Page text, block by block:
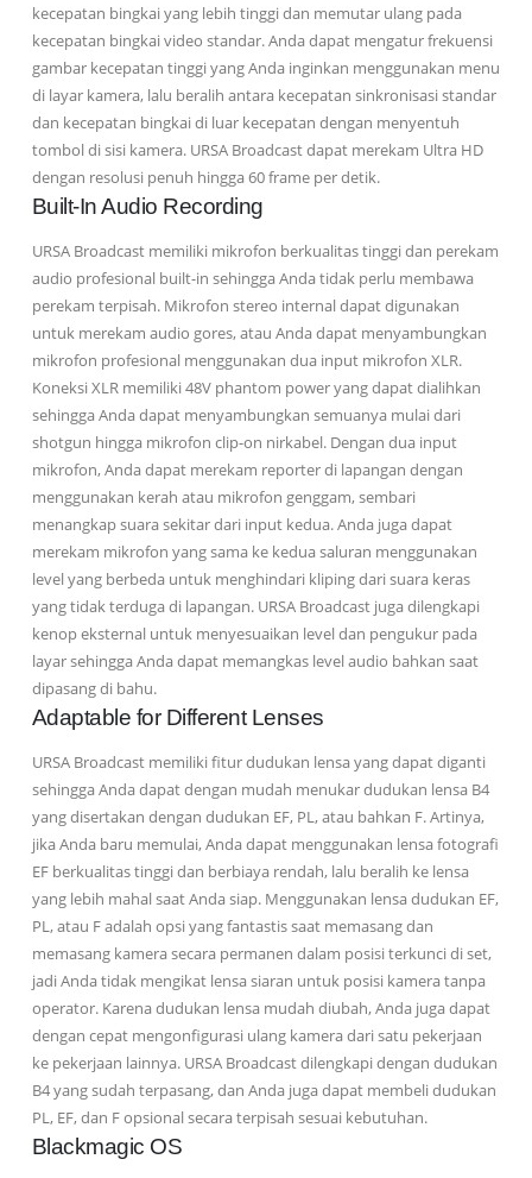
kecepatan bingkai yang lebih tinggi dan memutar ulang pada
kecepatan bingkai video standar. Anda dapat mengatur frekuensi
gambar kecepatan tinggi yang Anda inginkan menggunakan menu
di layar kamera, lalu beralih antara kecepatan sinkronisasi standar
dan kecepatan bingkai di luar kecepatan dengan menyentuh
tombol di sisi kamera. URSA Broadcast dapat merekam Ultra HD
dengan resolusi penuh hingga 60 frame per detik.
Built-In Audio Recording
URSA Broadcast memiliki mikrofon berkualitas tinggi dan perekam
audio profesional built-in sehingga Anda tidak perlu membawa
perekam terpisah. Mikrofon stereo internal dapat digunakan
untuk merekam audio gores, atau Anda dapat menyambungkan
mikrofon profesional menggunakan dua input mikrofon XLR.
Koneksi XLR memiliki 48V phantom power yang dapat dialihkan
sehingga Anda dapat menyambungkan semuanya mulai dari
shotgun hingga mikrofon clip-on nirkabel. Dengan dua input
mikrofon, Anda dapat merekam reporter di lapangan dengan
menggunakan kerah atau mikrofon genggam, sembari
menangkap suara sekitar dari input kedua. Anda juga dapat
merekam mikrofon yang sama ke kedua saluran menggunakan
level yang berbeda untuk menghindari kliping dari suara keras
yang tidak terduga di lapangan. URSA Broadcast juga dilengkapi
kenop eksternal untuk menyesuaikan level dan pengukur pada
layar sehingga Anda dapat memangkas level audio bahkan saat
dipasang di bahu.
Adaptable for Different Lenses
URSA Broadcast memiliki fitur dudukan lensa yang dapat diganti
sehingga Anda dapat dengan mudah menukar dudukan lensa B4
yang disertakan dengan dudukan EF, PL, atau bahkan F. Artinya,
jika Anda baru memulai, Anda dapat menggunakan lensa fotografi
EF berkualitas tinggi dan berbiaya rendah, lalu beralih ke lensa
yang lebih mahal saat Anda siap. Menggunakan lensa dudukan EF,
PL, atau F adalah opsi yang fantastis saat memasang dan
memasang kamera secara permanen dalam posisi terkunci di set,
jadi Anda tidak mengikat lensa siaran untuk posisi kamera tanpa
operator. Karena dudukan lensa mudah diubah, Anda juga dapat
dengan cepat mengonfigurasi ulang kamera dari satu pekerjaan
ke pekerjaan lainnya. URSA Broadcast dilengkapi dengan dudukan
B4 yang sudah terpasang, dan Anda juga dapat membeli dudukan
PL, EF, dan F opsional secara terpisah sesuai kebutuhan.
Blackmagic OS